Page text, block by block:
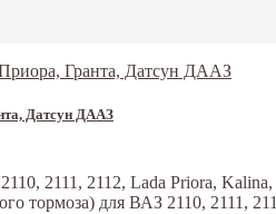
Датсун ДААЗ
2111, 2112, Lada Priora,
тормоза) для ВАЗ 2110, 2111,